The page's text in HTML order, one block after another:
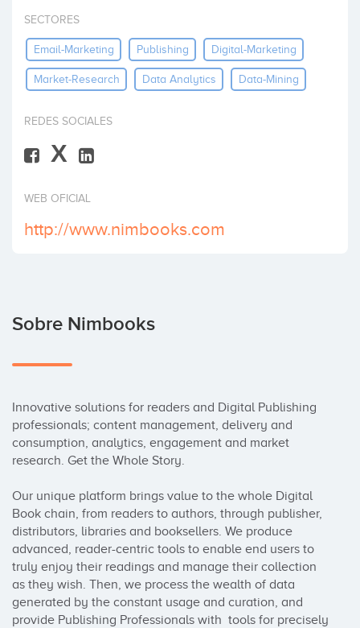
Invertir
SECTORES
Email-Marketing Publishing Digital-Marketing
Market-Research Data Analytics Data-Mining
REDES SOCIALES
X
WEB OFICIAL
http://www.nimbooks.com
Sobre Nimbooks
Innovative solutions for readers and Digital Publishing
professionals; content management, delivery and
consumption, analytics, engagement and market
research. Get the Whole Story.
Our unique platform brings value to the whole Digital
Book chain, from readers to authors, through publisher,
distributors, libraries and booksellers. We produce
advanced, reader-centric tools to enable end users to
truly enjoy their readings and manage their collection
as they wish. Then, we process the wealth of data
generated by the constant usage and curation, and
provide Publishing Professionals with  tools for precisely